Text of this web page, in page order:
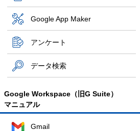
Google App Maker
アンケート
データ検索
Google Workspace（旧G Suite）
マニュアル
Gmail